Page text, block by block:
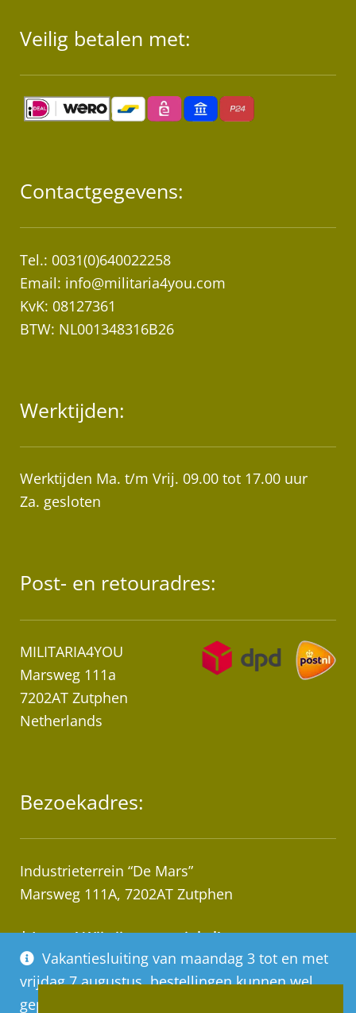
Vakantiesluiting van maandag 3 tot en met
vrijdag 7 augustus, bestellingen kunnen wel
geplaatst worden, deze worden vanaf
Veilig betalen met:
Contactgegevens:
Tel.: 0031(0)640022258
Email: info@militaria4you.com
KvK: 08127361
BTW: NL001348316B26
Werktijden:
Werktijden Ma. t/m Vrij. 09.00 tot 17.00 uur
Za. gesloten
Post- en retouradres:
MILITARIA4YOU
Marsweg 111a
7202AT Zutphen
Netherlands
Bezoekadres:
Industrieterrein “De Mars”
Marsweg 111A, 7202AT Zutphen
* Let op! Wij zijn geen winkel!
Afhalen van bestellingen op afspraak!